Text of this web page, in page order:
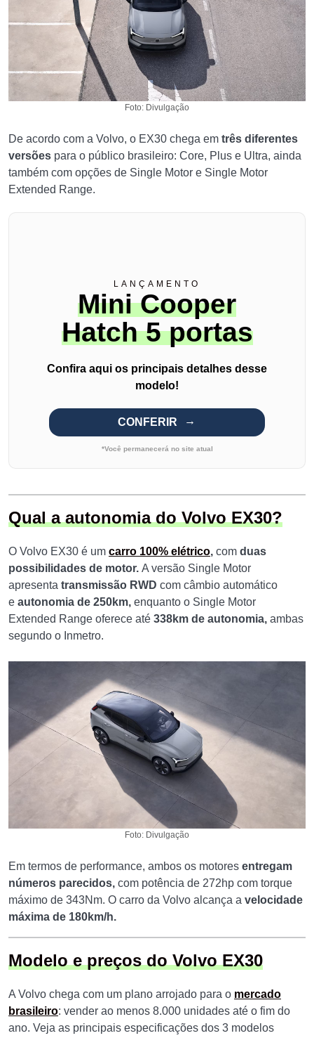
Foto: Divulgação
De acordo com a Volvo, o EX30 chega em três diferentes
versões para o público brasileiro: Core, Plus e Ultra, ainda
também com opções de Single Motor e Single Motor
Extended Range.
LANÇAMENTO
Mini Cooper
Hatch 5 portas
Confira aqui os principais detalhes desse
modelo!
CONFERIR
*Você permanecerá no site atual
Qual a autonomia do Volvo EX30?
O Volvo EX30 é um carro 100% elétrico, com duas
possibilidades de motor. A versão Single Motor
apresenta transmissão RWD com câmbio automático
e autonomia de 250km, enquanto o Single Motor
Extended Range oferece até 338km de autonomia, ambas
segundo o Inmetro.
Foto: Divulgação
Em termos de performance, ambos os motores entregam
números parecidos, com potência de 272hp com torque
máximo de 343Nm. O carro da Volvo alcança a velocidade
máxima de 180km/h.
Modelo e preços do Volvo EX30
A Volvo chega com um plano arrojado para o mercado
brasileiro: vender ao menos 8.000 unidades até o fim do
ano. Veja as principais especificações dos 3 modelos